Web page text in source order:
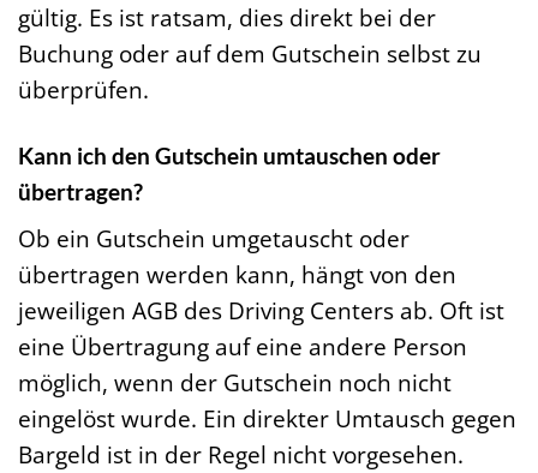
gültig. Es ist ratsam, dies direkt bei der
Buchung oder auf dem Gutschein selbst zu
überprüfen.
Kann ich den Gutschein umtauschen oder
übertragen?
Ob ein Gutschein umgetauscht oder
übertragen werden kann, hängt von den
jeweiligen AGB des Driving Centers ab. Oft ist
eine Übertragung auf eine andere Person
möglich, wenn der Gutschein noch nicht
eingelöst wurde. Ein direkter Umtausch gegen
Bargeld ist in der Regel nicht vorgesehen.